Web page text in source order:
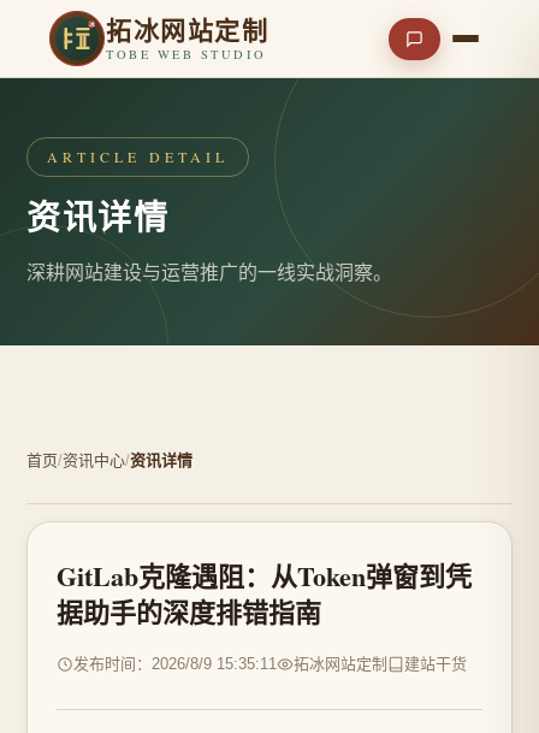
拓冰网站定制
TOBE WEB STUDIO
ARTICLE DETAIL
资讯详情
深耕网站建设与运营推广的一线实战洞察。
首页/资讯中心/资讯详情
GitLab克隆遇阻：从Token弹窗到凭
据助手的深度排错指南
发布时间：2026/8/9 15:35:11 拓冰网站定制 建站干货